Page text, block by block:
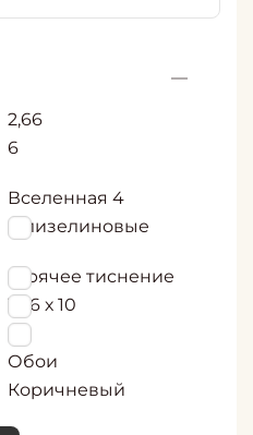
2,66
6
Вселенная 4
Флизелиновые
Горячее тиснение
1,06 х 10
0
Обои
Коричневый